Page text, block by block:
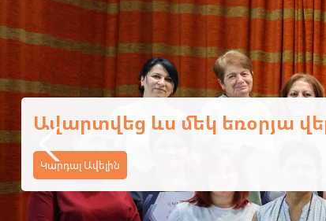
Ավարտվեց ևս մեկ եռօրյա
Կարդալ Ավելին